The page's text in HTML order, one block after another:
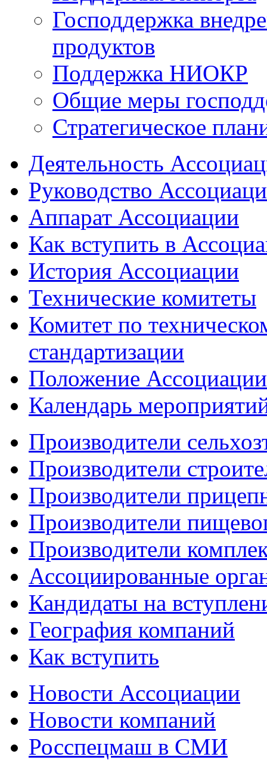
Господдержка
продуктов
Поддержка НИОКР
Общие меры
Стратегическое
Деятельность
Руководство
Аппарат Ассоциации
Как вступить в
История Ассоциации
Технические комитеты
Комитет по
стандартизации
Положение
Календарь
Производители
Производители
Производители
Производители
Производители
Ассоциированные
Кандидаты на
География компаний
Как вступить
Новости Ассоциации
Новости компаний
Росспецмаш в СМИ